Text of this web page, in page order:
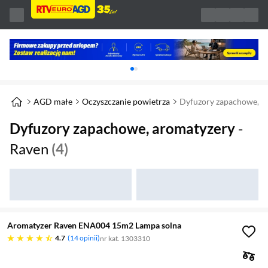
Karuzela z banerami, aktualny element 1 z
AGD małe Oczyszczanie powietrza Dyfuzory zapachowe,
Dyfuzory zapachowe, aromatyzery -
Raven (4)
Aromatyzer Raven ENA004 15m2 Lampa solna
4.7
4.7 gwiazdek 14 opinii nr kat. 1303310